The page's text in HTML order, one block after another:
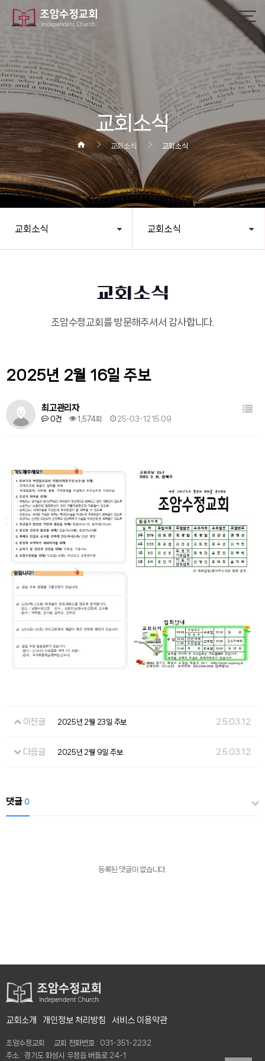
교회소식
교회소식 교회소식
교회소식 교회소식
교회소식
조암수정교회를 방문해주셔서 감사합니다.
2025년 2월 16일 주보
최고관리자
0건 1,574회 25-03-12 15:09
이전글 2025년 2월 23일 주보 25.03.12
다음글 2025년 2월 9일 주보 25.03.12
댓글 0
등록된 댓글이 없습니다.
교회소개 개인정보 처리방침 서비스 이용약관
조암수정교회 교회 전화번호 : 031-351-2232
주소 : 경기도 화성시 우정읍 버들로 24-1